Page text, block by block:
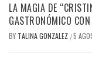
LA MAGIA DE
GASTRONÓMICO
BY TALINA GONZALEZ /5